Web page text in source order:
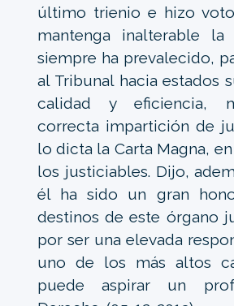
último trienio e hizo
mantenga inalterable
siempre ha prevalecido,
al Tribunal hacia estados
calidad y eficiencia,
correcta impartición de
lo dicta la Carta Magna,
los justiciables. Dijo,
él ha sido un gran
destinos de este órgano
por ser una elevada
uno de los más altos
puede aspirar un